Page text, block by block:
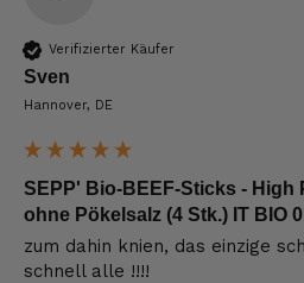
Verifizierter Käufer
Sven
Hannover, DE
SEPP' Bio-BEEF-Sticks - High
ohne Pökelsalz (4 Stk.) IT BIO
zum dahin knien, das einzige
schnell alle !!!!